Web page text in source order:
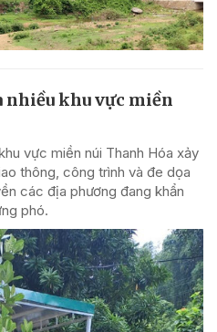
nhiều khu vực miền
vực miền núi Thanh Hóa xảy
thông, công trình và đe dọa
các địa phương đang khẩn
phó.